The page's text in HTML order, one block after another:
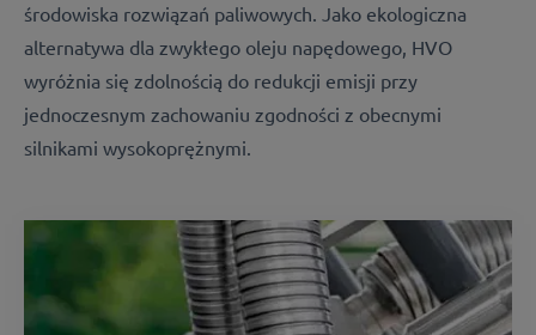
środowiska rozwiązań paliwowych. Jako ekologiczna
alternatywa dla zwykłego oleju napędowego, HVO
wyróżnia się zdolnością do redukcji emisji przy
jednoczesnym zachowaniu zgodności z obecnymi
silnikami wysokoprężnymi.